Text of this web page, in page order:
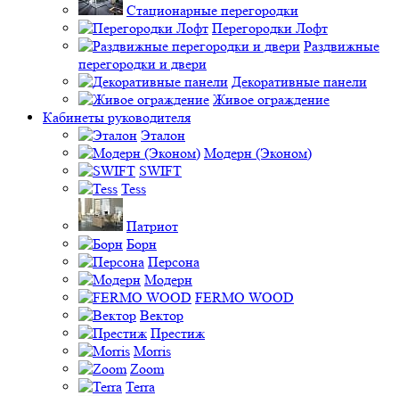
Стационарные перегородки
Перегородки Лофт
Раздвижные
перегородки и двери
Декоративные панели
Живое ограждение
Кабинеты руководителя
Эталон
Модерн (Эконом)
SWIFT
Tess
Патриот
Борн
Персона
Модерн
FERMO WOOD
Вектор
Престиж
Morris
Zoom
Terra